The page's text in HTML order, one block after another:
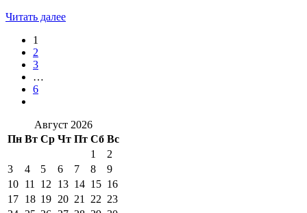
Читать далее
1
2
3
…
6
Август 2026
Пн Вт Ср Чт Пт Сб Вс
1
2
3
4 5 6 7 8
9
10 11 12 13 14 15 16
17 18 19 20 21 22 23